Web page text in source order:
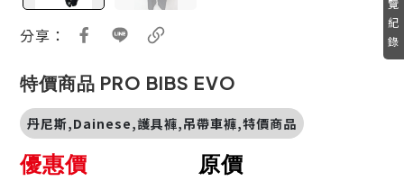
分享：
特價商品 PRO BIBS EVO
丹尼斯,Dainese,護具褲,吊帶車褲,特價商品
原價
優惠價
覽
紀
錄